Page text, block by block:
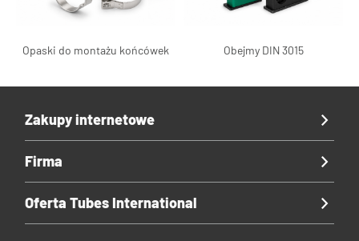
Opaski do montażu końcówek Obejmy DIN 3015
Zakupy internetowe
Firma
Oferta Tubes International